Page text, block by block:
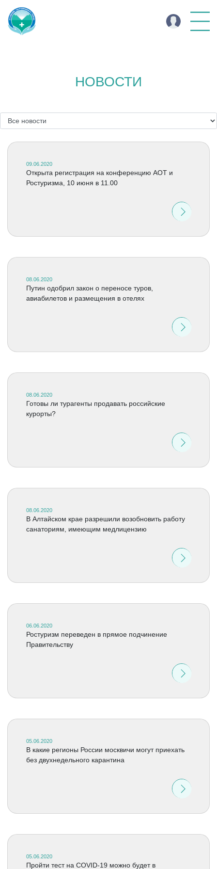
НОВОСТИ
09.06.2020
Открыта регистрация на конференцию АОТ и
Ростуризма, 10 июня в 11.00
08.06.2020
Путин одобрил закон о переносе туров,
авиабилетов и размещения в отелях
08.06.2020
Готовы ли турагенты продавать российские
курорты?
08.06.2020
В Алтайском крае разрешили возобновить работу
санаториям, имеющим медлицензию
06.06.2020
Ростуризм переведен в прямое подчинение
Правительству
05.06.2020
В какие регионы России москвичи могут приехать
без двухнедельного карантина
05.06.2020
Пройти тест на COVID-19 можно будет в